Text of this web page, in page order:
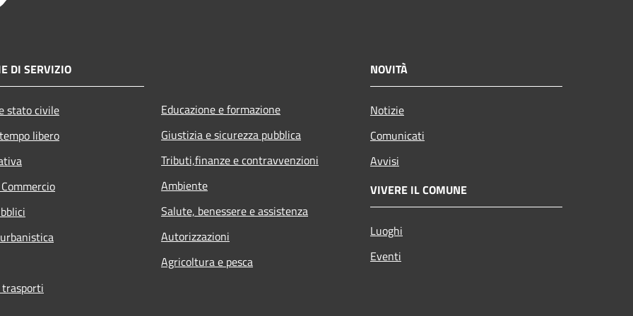
DI SERVIZIO
stato civile
libero
Educazione e formazione
Giustizia e sicurezza pubblica
Tributi,finanze e contravvenzioni
Ambiente
Salute, benessere e assistenza
Autorizzazioni
Agricoltura e pesca
NOVITÀ
Notizie
Comunicati
Avvisi
VIVERE IL COMUNE
Luoghi
Eventi